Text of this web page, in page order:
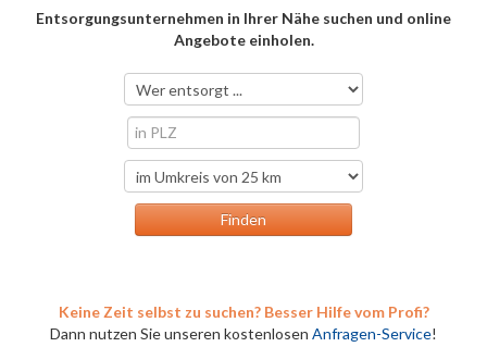
Über uns
Entsorgungsunternehmen in Ihrer Nähe suchen und online
Angebote einholen.
Keine Zeit selbst zu suchen? Besser Hilfe vom Profi?
Dann nutzen Sie unseren kostenlosen Anfragen-Service!